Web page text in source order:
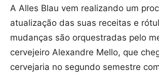
A Alles Blau vem realizando um
atualização das suas receitas e
mudanças são orquestradas pelo
cervejeiro Alexandre Mello, que
cervejaria no segundo semestre